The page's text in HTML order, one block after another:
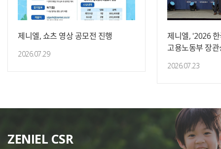
제니엘, 쇼츠 영상 공모전 진행
2026.07.29
제니엘, '2026
고용노동부 장
2026.07.23
ZENIEL CSR